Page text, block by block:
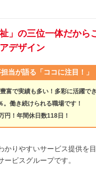
」の三位一体だから
デザイン
担当が語る 「ココに注目！」
富で実績も多い！多彩に活躍で
。働き続けられる職場です！
円！年間休日数118日！
かりやすいサービス提供を
ビスグループです。